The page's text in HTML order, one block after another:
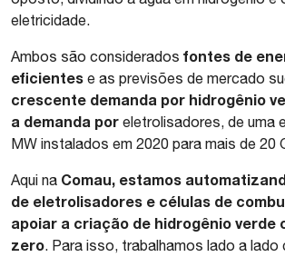
eletricidade.
Ambos são considerados fontes de
eficientes e as previsões de mercado
crescente demanda por hidrogênio
a demanda por eletrolisadores, de uma
MW instalados em 2020 para mais de 20
Aqui na Comau, estamos
de eletrolisadores e células de
apoiar a criação de hidrogênio verde
zero. Para isso, trabalhamos lado a